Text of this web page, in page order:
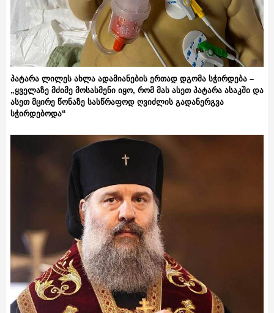
პატარა ლილეს ახლა ადამიანების ერთად დგომა სჭირდება –
„ყველაზე მძიმე მოსასმენი იყო, რომ მას ასეთ პატარა ასაკში და
ასეთ მცირე წონაზე სასწრაფოდ ღვიძლის გადანერგვა
სჭირდებოდა“